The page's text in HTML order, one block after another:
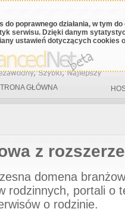
poprawnego działania, w tym
serwisu. Dzięki danym
ustawień dotyczących cookies
GŁÓWNA
z
domena
rodzinnych, portali o
o rodzinie.